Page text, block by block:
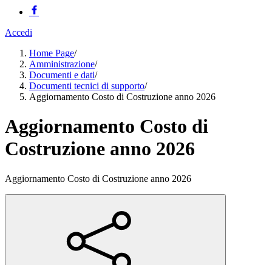
Accedi
Home Page/
Amministrazione/
Documenti e dati/
Documenti tecnici di supporto/
Aggiornamento Costo di Costruzione anno 2026
Aggiornamento Costo di
Costruzione anno 2026
Aggiornamento Costo di Costruzione anno 2026